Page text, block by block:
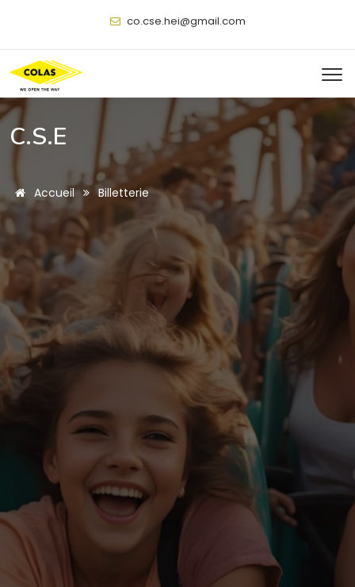
@
C.S.E
Accueil Billetterie